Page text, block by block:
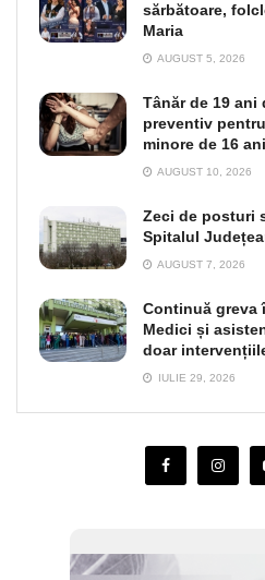
sărbătoare,
Maria
AUGUST 5, 2026
Tânăr de 19 ani
preventiv
minore de 16 ani
AUGUST 10, 2026
Zeci de posturi
Spitalul
AUGUST 7, 2026
Continuă greva
Medici și
doar
IULIE 29, 2026